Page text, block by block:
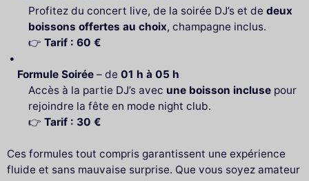
Profitez du concert live, de la soirée DJ’s et de deux
boissons offertes au choix, champagne inclus.
👉 Tarif : 60 €
Formule Soirée – de01 h à 05 h
Accès à la partie DJ’s avec une boisson inclusepour
rejoindre la fête en mode night club.
👉 Tarif : 30 €
Ces formules tout compris garantissent une expérience
fluide et sans mauvaise surprise. Que vous soyez amateur